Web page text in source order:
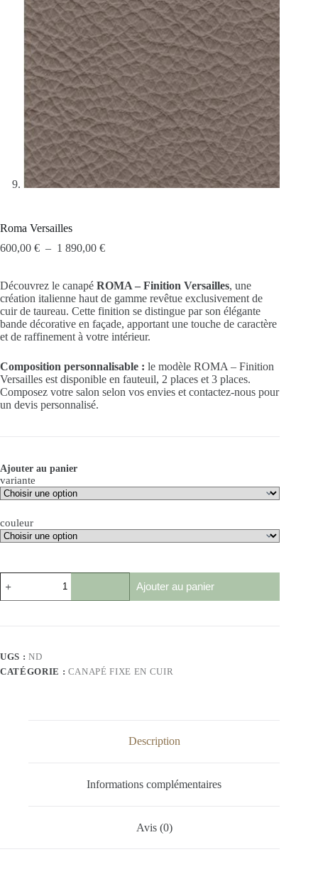
Roma Versailles
600,00 € – 1 890,00 €
Découvrez le canapé ROMA – Finition Versailles, une
création italienne haut de gamme revêtue exclusivement de
cuir de taureau. Cette finition se distingue par son élégante
bande décorative en façade, apportant une touche de caractère
et de raffinement à votre intérieur.
Composition personnalisable : le modèle ROMA – Finition
Versailles est disponible en fauteuil, 2 places et 3 places.
Composez votre salon selon vos envies et contactez-nous pour
un devis personnalisé.
Ajouter au panier
variante
couleur
Ajouter au panier
UGS : ND
CATÉGORIE : CANAPÉ FIXE EN CUIR
Description
Informations complémentaires
Avis (0)